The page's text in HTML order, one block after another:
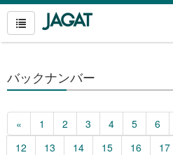
バックナンバー
« 1 2 3 4 5 6
12
13 14 15 16 17